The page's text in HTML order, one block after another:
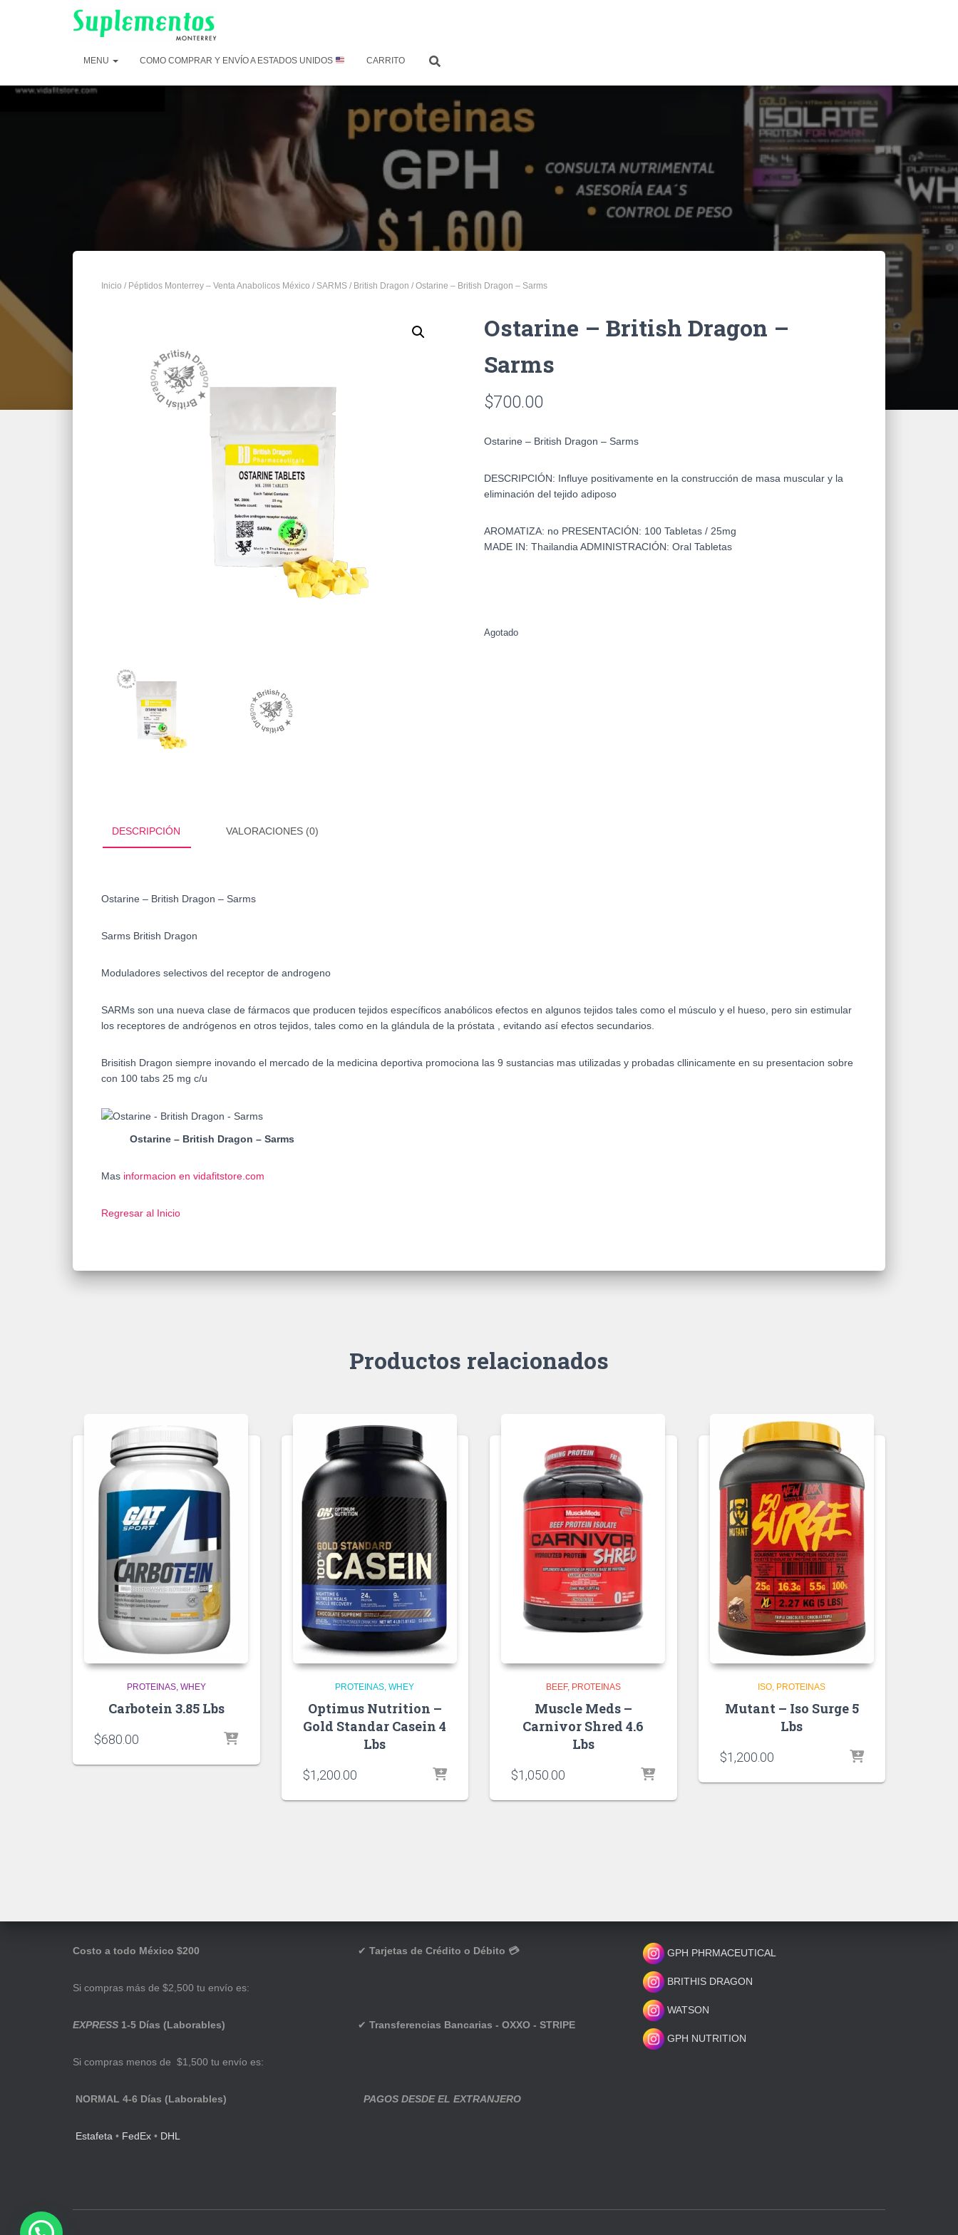
MENU COMO COMPRAR Y ENVÍO A ESTADOS UNIDOS CARRITO
Inicio / Péptidos Monterrey – Venta Anabolicos México / SARMS / British Dragon / Ostarine – British Dragon – Sarms
Ostarine – British Dragon –
Sarms
$700.00
Ostarine – British Dragon – Sarms
DESCRIPCIÓN: Influye positivamente en la construcción de masa muscular y la
eliminación del tejido adiposo
AROMATIZA: no PRESENTACIÓN: 100 Tabletas / 25mg
MADE IN: Thailandia ADMINISTRACIÓN: Oral Tabletas
Agotado
DESCRIPCIÓN VALORACIONES (0)
Ostarine – British Dragon – Sarms
Sarms British Dragon
Moduladores selectivos del receptor de androgeno
SARMs son una nueva clase de fármacos que producen tejidos específicos anabólicos efectos en algunos tejidos tales como el músculo y el hueso, pero sin estimular
los receptores de andrógenos en otros tejidos, tales como en la glándula de la próstata , evitando así efectos secundarios.
Brisitish Dragon siempre inovando el mercado de la medicina deportiva promociona las 9 sustancias mas utilizadas y probadas cllinicamente en su presentacion sobre
con 100 tabs 25 mg c/u
Ostarine – British Dragon – Sarms
Mas informacion en vidafitstore.com
Regresar al Inicio
Productos relacionados
PROTEINAS WHEY
Carbotein 3.85 Lbs
$680.00
PROTEINAS WHEY
Optimus Nutrition –
Gold Standar Casein 4
Lbs
$1,200.00
BEEF PROTEINAS
Muscle Meds –
Carnivor Shred 4.6
Lbs
$1,050.00
ISO PROTEINAS
Mutant – Iso Surge 5
Lbs
$1,200.00
Costo a todo México $200
Si compras más de $2,500 tu envío es:
EXPRESS 1-5 Días (Laborables)
Si compras menos de $1,500 tu envío es:
NORMAL 4-6 Días (Laborables)
Estafeta • FedEx • DHL
✔ Tarjetas de Crédito o Débito 💳
✔ Transferencias Bancarias - OXXO - STRIPE
PAGOS DESDE EL EXTRANJERO
GPH PHRMACEUTICAL
BRITHIS DRAGON
WATSON
GPH NUTRITION